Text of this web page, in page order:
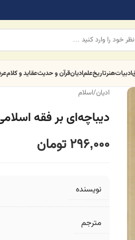
ادبیاتهنرتاریخعلمادیانقرآن و حدیثعقاید و کلام
ادیان/اسلام
دیباچه‌ای بر فقه
296,000 تومان
نویسنده
مترجم